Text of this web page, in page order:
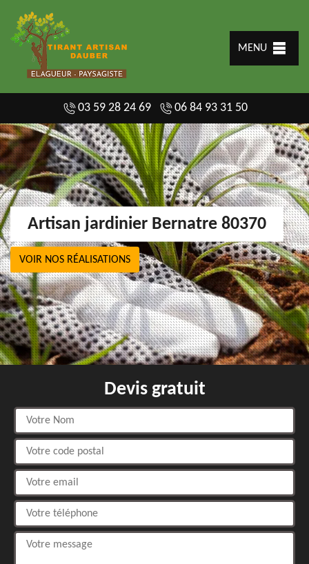
MENU
03 59 28 24 69 06 84 93 31 50
Artisan jardinier Bernatre 80370
VOIR NOS RÉALISATIONS
Devis gratuit